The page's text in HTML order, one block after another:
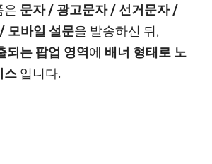
은 문자 / 광고문자 / 선거문자 /
모바일 설문을 발송하신 뒤,
되는 팝업 영역에 배너 형태로 노
스 입니다.